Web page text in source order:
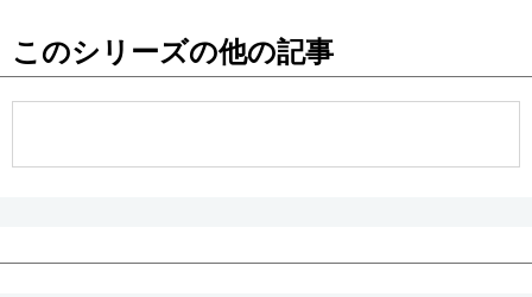
このシリーズの他の記事